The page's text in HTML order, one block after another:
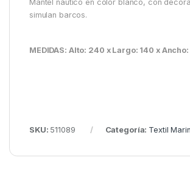
Mantel náutico en color blanco, con
simulan barcos.
MEDIDAS: Alto: 240 x Largo: 140 x
SKU: 511089 Categoría: Textil